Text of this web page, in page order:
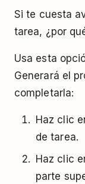
Si te cuesta
tarea, ¿por
Usa esta
Generará el
completarla:
Haz clic
de tarea.
Haz clic
parte